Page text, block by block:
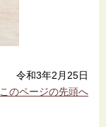
令和3年2月25日
このページの先頭へ